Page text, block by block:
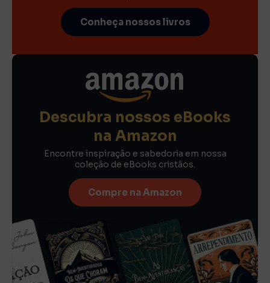
Conheça nossos livros
Descubra nossos eBooks
na Amazon
Encontre inspiração e sabedoria em nossa
coleção de eBooks cristãos.
Compre na Amazon